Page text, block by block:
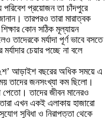
পরিবেশ প্রয়োজন তা চাঁদপুরে
তারপরও তারা মারাত্বক
কোন সঠিক মূল্যায়ন
তাদেরকে মর্যাদা পূর্ণ ভাবে বসতে
চেয়ার পচ্ছে না বলে
২শ’ আড়াইশ বছরের অধিক সময়ে এ
তাদের জনসংখ্যা কম ছিলো।
তাদের জীবন মানেরও
এখন একই এলাকায় হাজারো
সুবিধা ও নিরাপত্তা থেকে